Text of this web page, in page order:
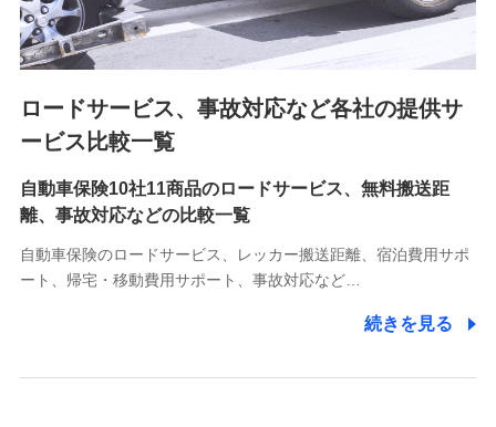
取引先としての選定業務、営業情報の提供業務、契約締結手
続き業務、取引管理業務、およびこれらに準ずる業務の遂行
のため
9.お問い合わせ情報
各種お問い合わせに対応するため
10.受託業務の 個人情報
受託業務の遂行およびこれらに準ずる業務の遂行のため
11.マイカー通勤管理クラウド並びに法人向けASPサー
をお送りするため
ロードサービス、事故対応など各社の提供サ
ービス比較一覧
自動車保険10社11商品のロードサービス、無料搬送距
離、事故対応などの比較一覧
自動車保険のロードサービス、レッカー搬送距離、宿泊費用サポ
ート、帰宅・移動費用サポート、事故対応など…
続きを見る